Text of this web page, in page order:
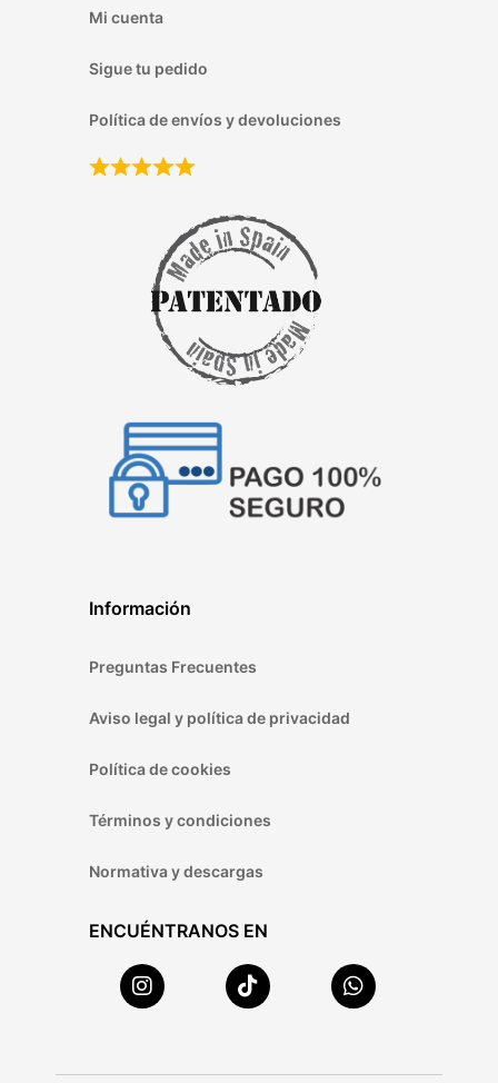
Mi cuenta
Sigue tu pedido
Política de envíos y devoluciones
Información
Preguntas Frecuentes
Aviso legal y política de privacidad
Política de cookies
Términos y condiciones
Normativa y descargas
ENCUÉNTRANOS EN